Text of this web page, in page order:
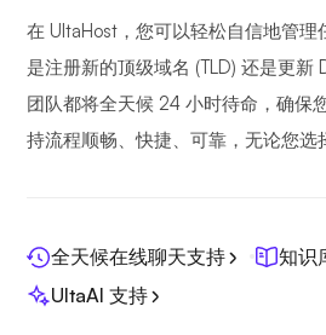
在 UltaHost，您可以轻松自信地管理
是注册新的顶级域名 (TLD) 还是更新
团队都将全天候 24 小时待命，确保
持流程顺畅、快捷、可靠，无论您选
全天候在线聊天支持 知识
UltaAI 支持